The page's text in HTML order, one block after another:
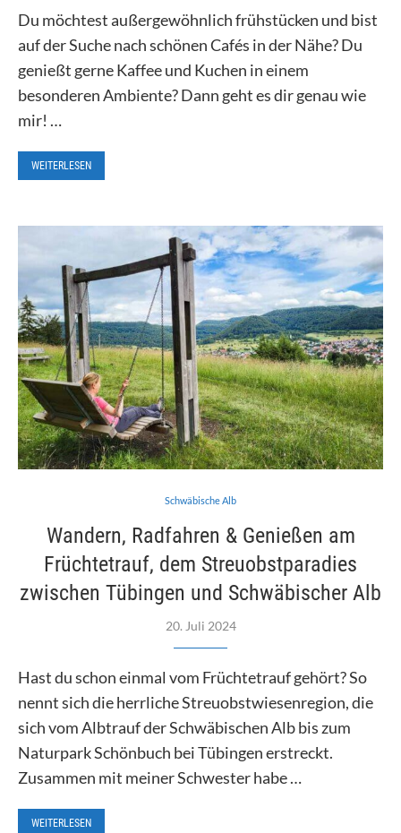
Du möchtest außergewöhnlich frühstücken und bist
auf der Suche nach schönen Cafés in der Nähe? Du
genießt gerne Kaffee und Kuchen in einem
besonderen Ambiente? Dann geht es dir genau wie
mir! …
WEITERLESEN
Schwäbische Alb
Wandern, Radfahren & Genießen am
Früchtetrauf, dem Streuobstparadies
zwischen Tübingen und Schwäbischer Alb
20. Juli 2024
Hast du schon einmal vom Früchtetrauf gehört? So
nennt sich die herrliche Streuobstwiesenregion, die
sich vom Albtrauf der Schwäbischen Alb bis zum
Naturpark Schönbuch bei Tübingen erstreckt.
Zusammen mit meiner Schwester habe …
WEITERLESEN